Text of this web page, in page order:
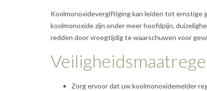
Koolmonoxidevergiftiging kan leiden tot ernstige
koolmonoxide zijn onder meer hoofdpijn,
redden door vroegtijdig te waarschuwen voor
Zorg ervoor dat uw koolmonoxidemelder